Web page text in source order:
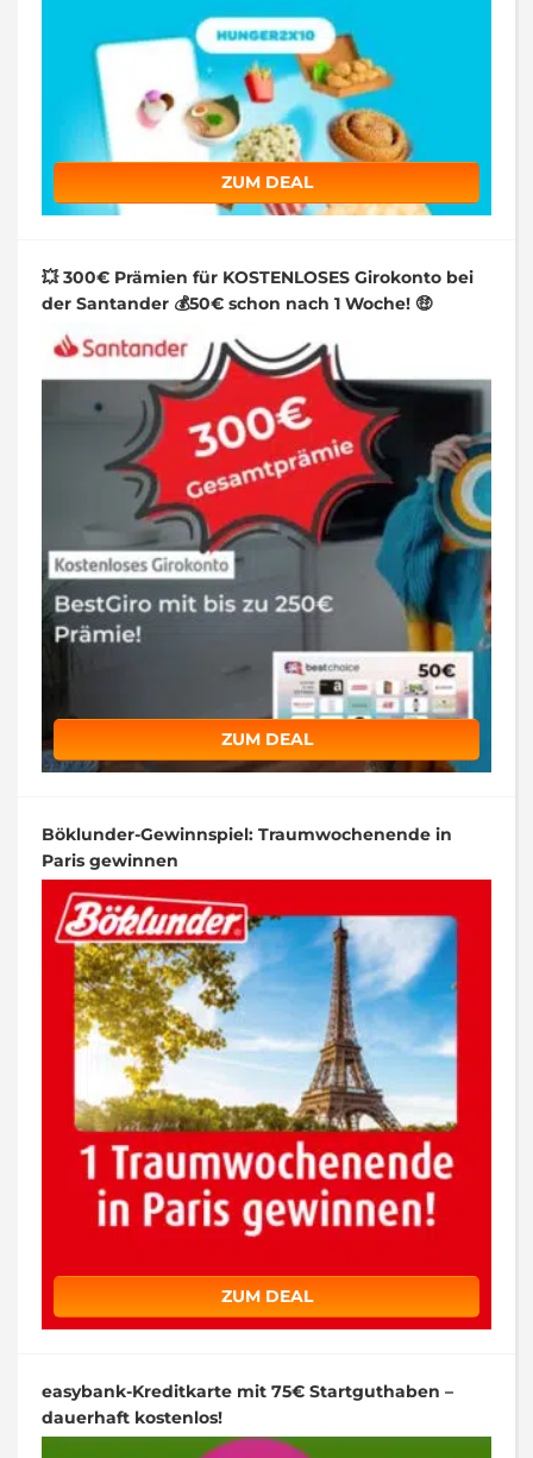
ZUM DEAL
💥 300€ Prämien für KOSTENLOSES Girokonto bei
der Santander 💰50€ schon nach 1 Woche! 🤑
ZUM DEAL
Böklunder-Gewinnspiel: Traumwochenende in
Paris gewinnen
ZUM DEAL
easybank-Kreditkarte mit 75€ Startguthaben –
dauerhaft kostenlos!